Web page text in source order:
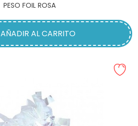
PESO FOIL ROSA
AÑADIR AL CARRITO